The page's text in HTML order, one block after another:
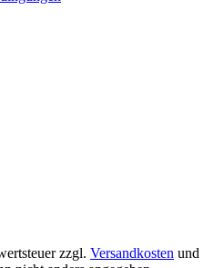
zzgl. Versandkosten und